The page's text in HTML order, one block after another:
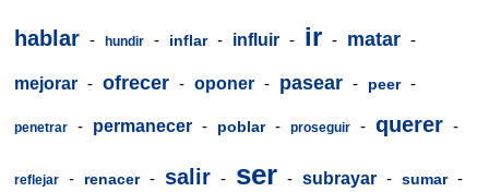
hablar - hundir - inflar - influir - ir - matar -
mejorar - ofrecer - oponer - pasear - peer -
penetrar - permanecer - poblar - proseguir - querer -
reflejar - renacer - salir - ser - subrayar - sumar -